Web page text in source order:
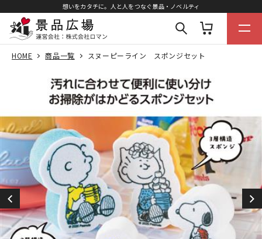
想いをカタチに。人と人をつなぐ景品・ノベルティ
HOME 商品一覧 スヌーピーライン スポンジセット